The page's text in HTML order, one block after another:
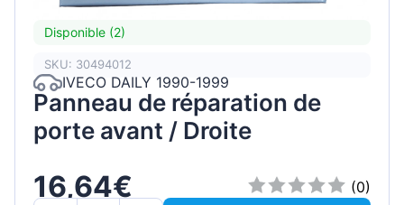
Disponible (2)
SKU: 30494012
IVECO DAILY 1990-1999
Panneau de réparation de
porte avant / Droite
16,64€
(0)